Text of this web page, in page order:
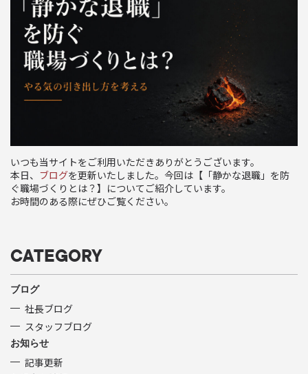
いつも当サイトをご利用いただきありがとうございます。
本日、 ブログを更新いたしました。今回は【「静かな退職」を防
ぐ職場づくりとは？】についてご紹介しています。
お時間のある際にぜひご覧ください。
CATEGORY
ブログ
社長ブログ
スタッフブログ
お知らせ
記事更新